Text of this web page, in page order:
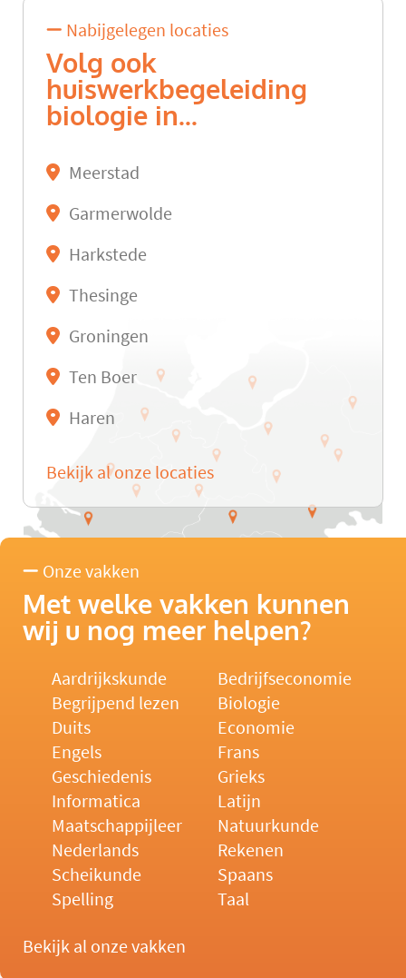
Nabijgelegen locaties
Volg ook
huiswerkbegeleiding
biologie in...
Meerstad
Garmerwolde
Harkstede
Thesinge
Groningen
Ten Boer
Haren
Bekijk al onze locaties
Onze vakken
Met welke vakken kunnen
wij u nog meer helpen?
Aardrijkskunde
Bedrijfseconomie
Begrijpend lezen
Biologie
Duits
Economie
Engels
Frans
Geschiedenis
Grieks
Informatica
Latijn
Maatschappijleer
Natuurkunde
Nederlands
Rekenen
Scheikunde
Spaans
Spelling
Taal
Bekijk al onze vakken